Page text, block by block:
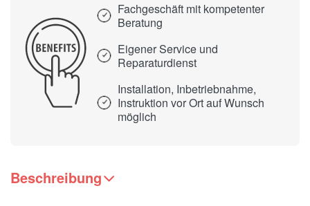
Fachgeschäft mit kompetenter
Beratung
Eigener Service und
Reparaturdienst
Installation, Inbetriebnahme,
Instruktion vor Ort auf Wunsch
möglich
Beschreibung